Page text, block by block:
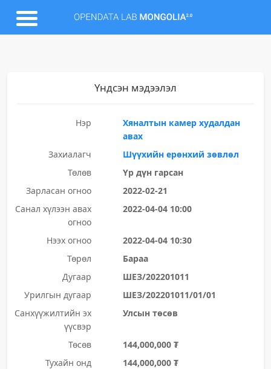
Үндсэн мэдээлэл
Нэр
Хяналтын камер худалдан
авах
Захиалагч
Шүүхийн ерөнхий зөвлөл
Төлөв
Үр дүн гарсан
Зарласан огноо
2022-02-21
Санал хүлээн авах
огноо
2022-04-04 10:00
Нээх огноо
2022-04-04 10:30
Төрөл
Бараа
Дугаар
ШЕЗ/202201011
Урилгын дугаар
ШЕЗ/202201011/01/01
Санхүүжилтийн эх
үүсвэр
Улсын төсөв
Төсөв
144,000,000 ₮
Тухайн онд
144,000,000 ₮